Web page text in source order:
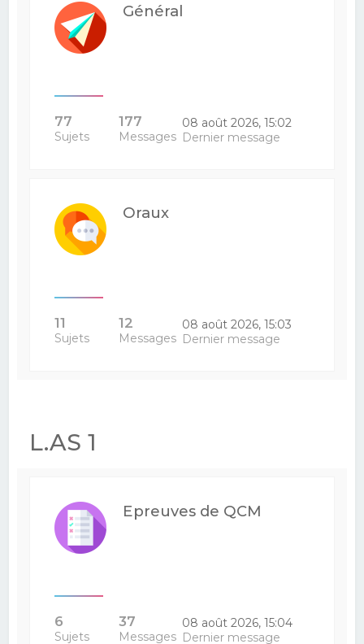
Général
77
Sujets
177
Messages
08 août 2026, 15:02
Dernier message
Oraux
11
Sujets
12
Messages
08 août 2026, 15:03
Dernier message
L.AS 1
Epreuves de QCM
6
Sujets
37
Messages
08 août 2026, 15:04
Dernier message